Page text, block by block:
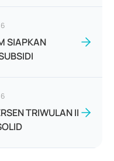
SIAPKAN
TRIWULAN II